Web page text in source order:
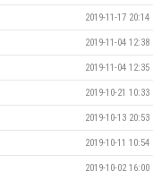
2019-11-17 20:14
2019-11-04 12:38
2019-11-04 12:35
2019-10-21 10:33
2019-10-13 20:53
2019-10-11 10:54
2019-10-02 16:00